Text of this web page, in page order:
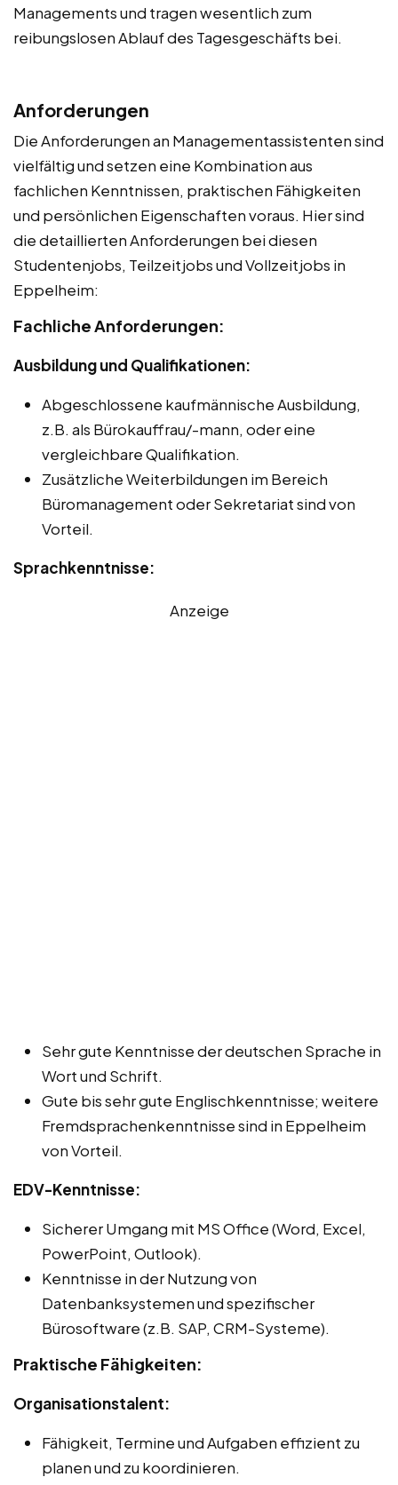
Managements und tragen wesentlich zum
reibungslosen Ablauf des Tagesgeschäfts bei.
Anforderungen
Die Anforderungen an Managementassistenten sind
vielfältig und setzen eine Kombination aus
fachlichen Kenntnissen, praktischen Fähigkeiten
und persönlichen Eigenschaften voraus. Hier sind
die detaillierten Anforderungen bei diesen
Studentenjobs, Teilzeitjobs und Vollzeitjobs in
Eppelheim:
Fachliche Anforderungen:
Ausbildung und Qualifikationen:
Abgeschlossene kaufmännische Ausbildung,
z.B. als Bürokauffrau/-mann, oder eine
vergleichbare Qualifikation.
Zusätzliche Weiterbildungen im Bereich
Büromanagement oder Sekretariat sind von
Vorteil.
Sprachkenntnisse:
Anzeige
Sehr gute Kenntnisse der deutschen Sprache in
Wort und Schrift.
Gute bis sehr gute Englischkenntnisse; weitere
Fremdsprachenkenntnisse sind in Eppelheim
von Vorteil.
EDV-Kenntnisse:
Sicherer Umgang mit MS Office (Word, Excel,
PowerPoint, Outlook).
Kenntnisse in der Nutzung von
Datenbanksystemen und spezifischer
Bürosoftware (z.B. SAP, CRM-Systeme).
Praktische Fähigkeiten:
Organisationstalent:
Fähigkeit, Termine und Aufgaben effizient zu
planen und zu koordinieren.